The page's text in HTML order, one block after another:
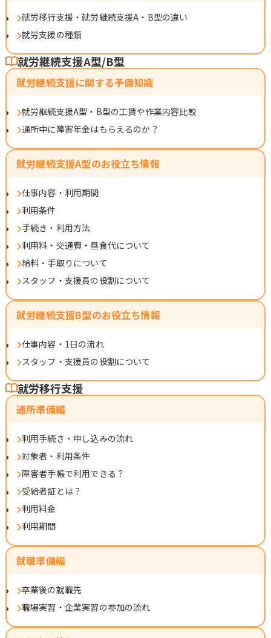
就労移行支援・就労継続支援A・B型の違い
就労支援の種類
就労継続支援A型/B型
就労継続支援に関する予備知識
就労継続支援A型・B型の工賃や作業内容比較
通所中に障害年金はもらえるのか？
就労継続支援A型のお役立ち情報
仕事内容・利用期間
利用条件
手続き・利用方法
利用料・交通費・昼食代について
給料・手取りについて
スタッフ・支援員の役割について
就労継続支援B型のお役立ち情報
仕事内容・1日の流れ
スタッフ・支援員の役割について
就労移行支援
通所準備編
利用手続き・申し込みの流れ
対象者・利用条件
障害者手帳で利用できる？
受給者証とは？
利用料金
利用期間
就職準備編
卒業後の就職先
職場実習・企業実習の参加の流れ